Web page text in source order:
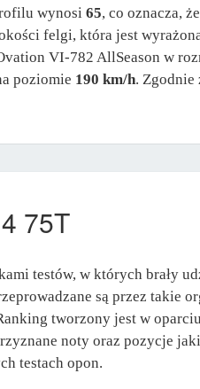
wynosi 65, co oznacza,
felgi, która jest
VI-782 AllSeason w
poziomie 190 km/h. Zgodnie
75T
testów, w których brały
są przez takie
tworzony jest w
noty oraz pozycje
testach opon.